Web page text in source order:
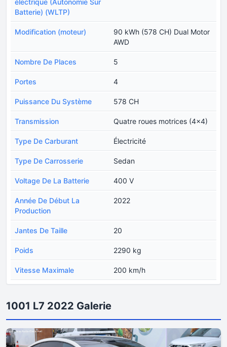
Batterie) (WLTP)
Modification (moteur)
90 kWh (578 CH) Dual Motor
AWD
Nombre De Places 5
Portes 4
Puissance Du Système 578 CH
Transmission Quatre roues motrices (4x4)
Type De Carburant Électricité
Type De Carrosserie Sedan
Voltage De La Batterie 400 V
Année De Début La
Production
2022
Jantes De Taille 20
Poids 2290 kg
Vitesse Maximale 200 km/h
1001 L7 2022 Galerie